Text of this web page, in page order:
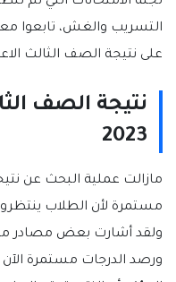
التسريب والغش، تابعوا
على نتيجة الصف الثالث
نتيجة الصف
2023
مازالت عملية البحث عن
مستمرة لأن الطلاب
ولقد أشارت بعض مصادر من
ورصد الدرجات مستمرة